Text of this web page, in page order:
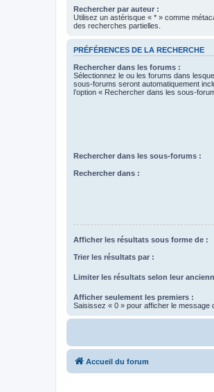
Rechercher par auteur :
Utilisez un astérisque « * » comme
des recherches partielles.
PRÉFÉRENCES DE LA RECHERCHE
Rechercher dans les forums :
Sélectionnez le ou les forums dans
sous-forums seront automatiquement
l’option « Rechercher dans les sous-
Rechercher dans les sous-forums :
Rechercher dans :
Afficher les résultats sous forme de :
Trier les résultats par :
Limiter les résultats selon leur
Afficher seulement les premiers :
Saisissez « 0 » pour afficher le message
Accueil du forum